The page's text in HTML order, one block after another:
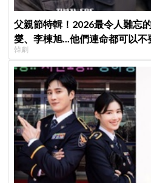
父親節特輯！2026最令人難忘
燮、李棟旭...他們連命都可以不
韓劇